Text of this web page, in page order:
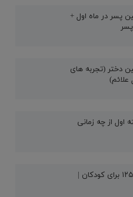
پسر در ماه اول +
دختر (تجربه های
علائم)
اول از چه زمانی
شیاف استامینوفن ۱۲۵ برای کودکان |